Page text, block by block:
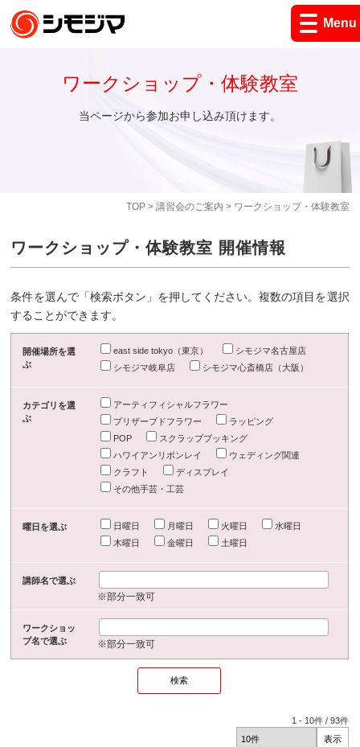
Menu
TOP> 講習会のご案内 > ワークショップ・体験教室
ワークショップ・体験教室
当ページから参加お申し込み頂けます。
ワークショップ・体験教室 開催情報
条件を選んで「検索ボタン」を押してください。複数の項目を選択
することができます。
開催場所を選
ぶ
east side tokyo（東京）
シモジマ名古屋店
シモジマ岐阜店
シモジマ心斎橋店（大阪）
カテゴリを選
ぶ
アーティフィシャルフラワー
プリザーブドフラワー
ラッピング
POP
スクラップブッキング
ハワイアンリボンレイ
ウェディング関連
クラフト
ディスプレイ
その他手芸・工芸
曜日を選ぶ 日曜日 月曜日 火曜日
水曜日
木曜日
金曜日 土曜日
講師名で選ぶ
※部分一致可
ワークショッ
プ名で選ぶ
※部分一致可
1 - 10件 /93件